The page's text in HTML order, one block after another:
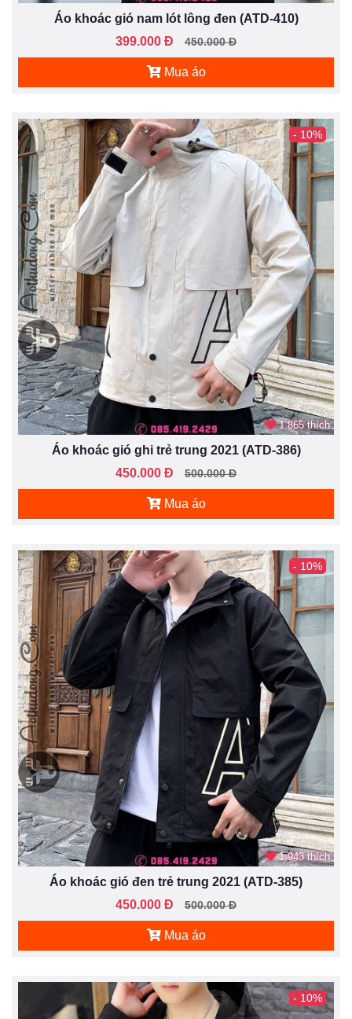
Áo khoác gió nam lót lông đen (ATD-410)
399.000 Đ
450.000 Đ
Mua áo
- 10%
1.865 thích
Áo khoác gió ghi trẻ trung 2021 (ATD-386)
450.000 Đ
500.000 Đ
Mua áo
- 10%
1.943 thích
Áo khoác gió đen trẻ trung 2021 (ATD-385)
450.000 Đ
500.000 Đ
Mua áo
- 10%